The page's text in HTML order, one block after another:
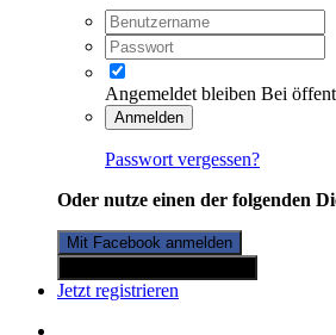
Angemeldet bleiben Bei
Anmelden
Passwort vergessen?
Oder nutze einen der folgenden
Mit Facebook anmelden
Jetzt registrieren